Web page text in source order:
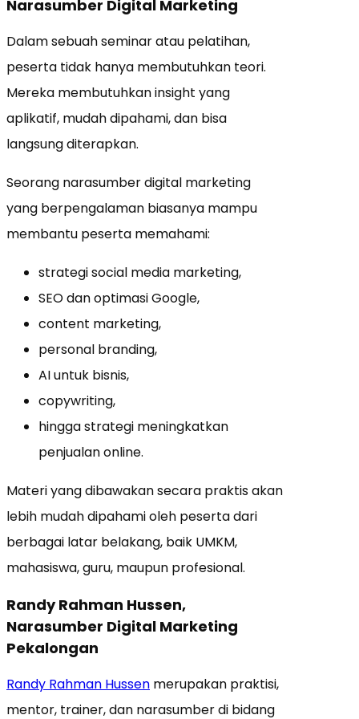
Narasumber Digital Marketing
Dalam sebuah seminar atau pelatihan,
peserta tidak hanya membutuhkan teori.
Mereka membutuhkan insight yang
aplikatif, mudah dipahami, dan bisa
langsung diterapkan.
Seorang narasumber digital marketing
yang berpengalaman biasanya mampu
membantu peserta memahami:
strategi social media marketing,
SEO dan optimasi Google,
content marketing,
personal branding,
AI untuk bisnis,
copywriting,
hingga strategi meningkatkan
penjualan online.
Materi yang dibawakan secara praktis akan
lebih mudah dipahami oleh peserta dari
berbagai latar belakang, baik UMKM,
mahasiswa, guru, maupun profesional.
Randy Rahman Hussen,
Narasumber Digital Marketing
Pekalongan
Randy Rahman Hussen merupakan praktisi,
mentor, trainer, dan narasumber di bidang